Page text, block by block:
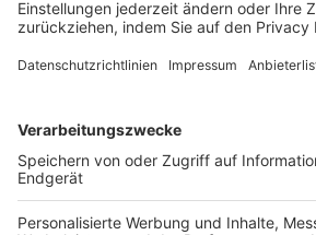
FOLGE DEM BFV
TOP-VEREINE